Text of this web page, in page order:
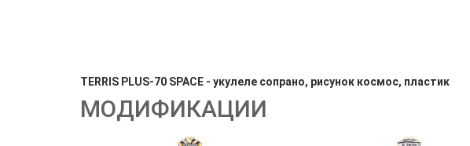
TERRIS PLUS-70 SPACE - укулеле сопрано, рисунок космос, пластик
МОДИФИКАЦИИ